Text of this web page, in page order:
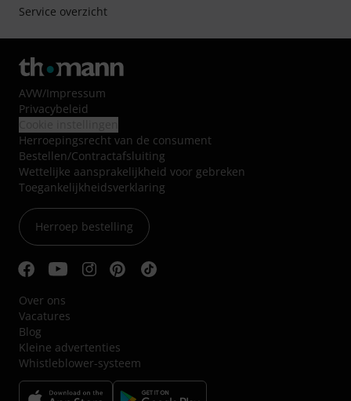
Service overzicht
AVW/Impressum
Privacybeleid
Herroepingsrecht van de consument
Bestellen/Contractafsluiting
Wettelijke aansprakelijkheid voor gebreken
Toegankelijkheidsverklaring
Herroep bestelling
Over ons
Vacatures
Blog
Kleine advertenties
Whistleblower-systeem